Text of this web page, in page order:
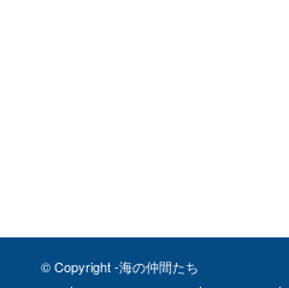
© Copyright -海の仲間たち